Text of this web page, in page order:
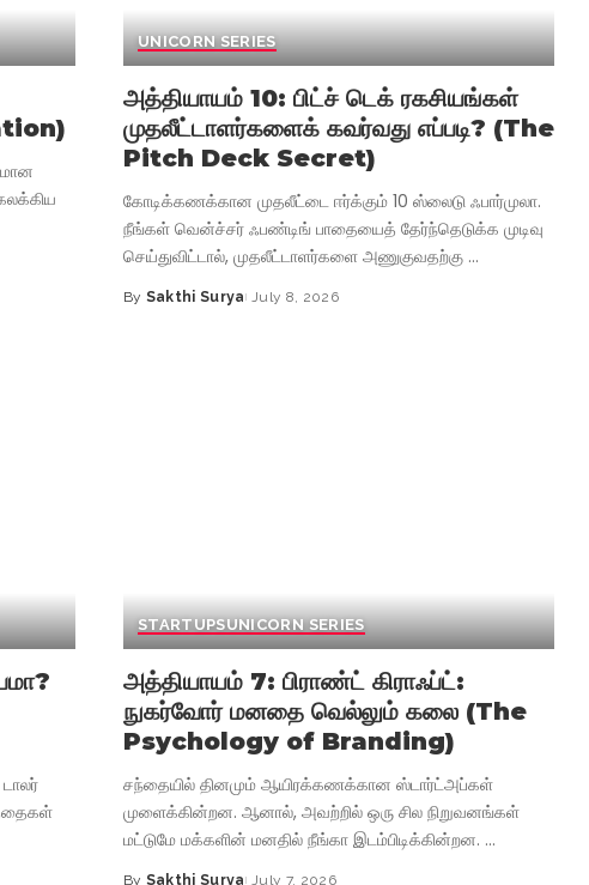
UNICORN SERIES
அத்தியாயம் 10: பிட்ச் டெக் ரகசியங்கள்
முதலீட்டாளர்களைக் கவர்வது எப்படி? (The
Pitch Deck Secret)
கோடிக்கணக்கான முதலீட்டை ஈர்க்கும் 10 ஸ்லைடு ஃபார்முலா.
நீங்கள் வென்ச்சர் ஃபண்டிங் பாதையைத் தேர்ந்தெடுக்க முடிவு
செய்துவிட்டால், முதலீட்டாளர்களை அணுகுவதற்கு ...
Posted
By Sakthi Surya July 8, 2026
STARTUPSUNICORN SERIES
அத்தியாயம் 7: பிராண்ட் கிராஃப்ட்:
நுகர்வோர் மனதை வெல்லும் கலை (The
Psychology of Branding)
சந்தையில் தினமும் ஆயிரக்கணக்கான ஸ்டார்ட்அப்கள்
முளைக்கின்றன. ஆனால், அவற்றில் ஒரு சில நிறுவனங்கள்
மட்டுமே மக்களின் மனதில் நீங்கா இடம்பிடிக்கின்றன. ...
By Sakthi Surya July 7, 2026